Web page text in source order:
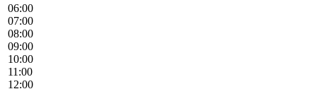
06:00
07:00
08:00
09:00
10:00
11:00
12:00